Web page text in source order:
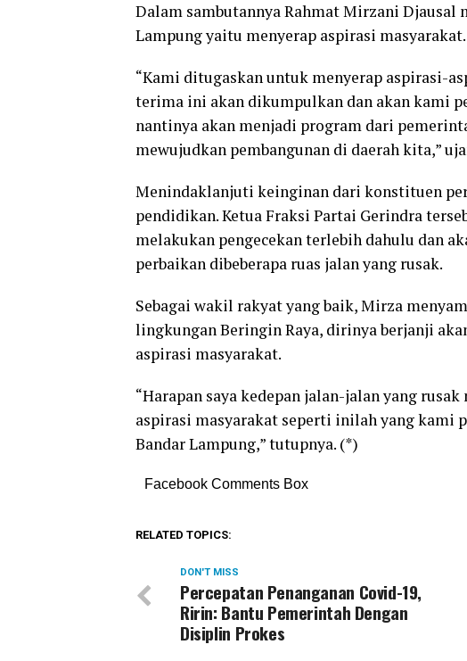
Dalam sambutannya Rahmat Mirzani Djausal
Lampung yaitu menyerap aspirasi masyarakat.
“Kami ditugaskan untuk menyerap aspirasi-
terima ini akan dikumpulkan dan akan kami
nantinya akan menjadi program dari
mewujudkan pembangunan di daerah kita,”
Menindaklanjuti keinginan dari konstituen
pendidikan. Ketua Fraksi Partai Gerindra
melakukan pengecekan terlebih dahulu dan
perbaikan dibeberapa ruas jalan yang rusak.
Sebagai wakil rakyat yang baik, Mirza
lingkungan Beringin Raya, dirinya berjanji
aspirasi masyarakat.
“Harapan saya kedepan jalan-jalan yang
aspirasi masyarakat seperti inilah yang kami
Bandar Lampung,” tutupnya. (*)
Facebook Comments Box
RELATED TOPICS:
DON'T MISS
Percepatan Penanganan Covid-19,
Ririn: Bantu Pemerintah Dengan
Disiplin Prokes